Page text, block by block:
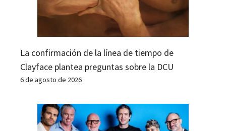
La confirmación de la línea de tiempo de
Clayface plantea preguntas sobre la DCU
6 de agosto de 2026